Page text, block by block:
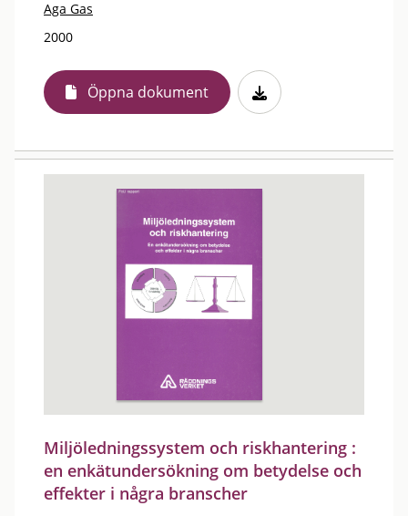
Aga Gas
2000
Öppna dokument
Miljöledningssystem och riskhantering :
en enkätundersökning om betydelse och
effekter i några branscher